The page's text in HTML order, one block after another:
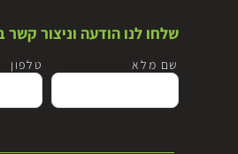
שלחו לנו הודעה וניצור
שם מלא טלפון